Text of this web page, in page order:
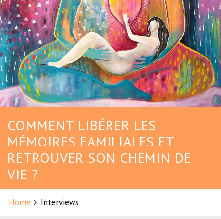
COMMENT LIBÉRER LES
MÉMOIRES FAMILIALES ET
RETROUVER SON CHEMIN DE
VIE ?
Home Interviews